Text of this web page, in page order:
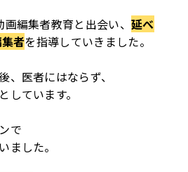
編集者教育と出会い、延べ
者を指導していきました。
、医者にはならず、
しています。
で
ました。